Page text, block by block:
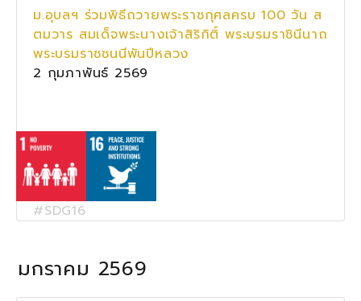
ม.อุบลฯ ร่วมพิธีถวายพระราชกุศลครบ 100 วัน ส
ตมวาร สมเด็จพระนางเจ้าสิริกิติ์ พระบรมราชินีนาถ
พระบรมราชชนนีพันปีหลวง
2 กุมภาพันธ์ 2569
#SDG16
มกราคม 2569